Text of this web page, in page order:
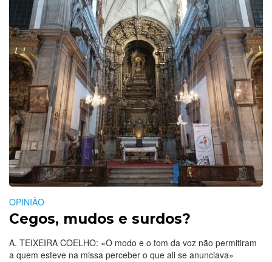
OPINIÃO
Cegos, mudos e surdos?
A. TEIXEIRA COELHO: «O modo e o tom da voz não permitiram
a quem esteve na missa perceber o que ali se anunciava»